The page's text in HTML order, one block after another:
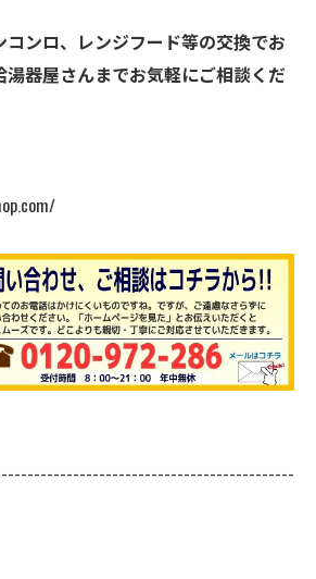
ンロ、レンジフード等の交換でお
器屋さんまでお気軽にご相談くだ